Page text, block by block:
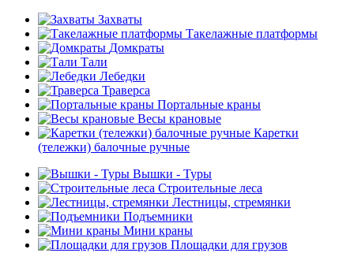
Захваты
Такелажные платформы
Домкраты
Тали
Лебедки
Траверса
Портальные краны
Весы крановые
Каретки
(тележки) балочные ручные
Вышки - Туры
Строительные леса
Лестницы, стремянки
Подъемники
Мини краны
Площадки для грузов